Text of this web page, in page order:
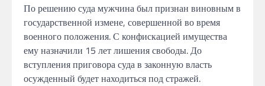
По решению суда мужчина был признан виновным в
государственной измене, совершенной во время
военного положения.С конфискацией имущества
емуназначили 15 лет лишениясвободы.До
вступления приговора суда в законнуювласть
осужденный будет находиться под стражей.